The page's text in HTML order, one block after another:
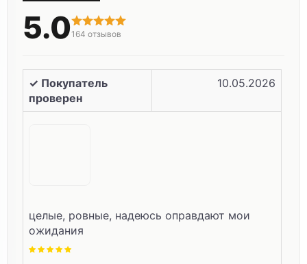
5.0 164 отзывов
✓ Покупатель
проверен
10.05.2026
целые, ровные, надеюсь оправдают мои
ожидания